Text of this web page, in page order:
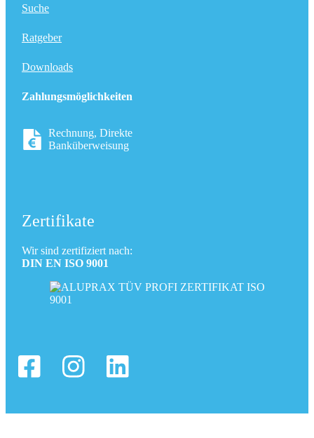
Suche
Ratgeber
Downloads
Zahlungsmöglichkeiten
Rechnung, Direkte
Banküberweisung
Zertifikate
Wir sind zertifiziert nach:
DIN EN ISO 9001